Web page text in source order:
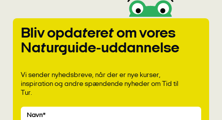
Bliv opdateret om vores
Naturguide-uddannelse
Vi sender nyhedsbreve, når der er nye kurser,
inspiration og andre spændende nyheder om Tid til
Tur.
Navn
Email